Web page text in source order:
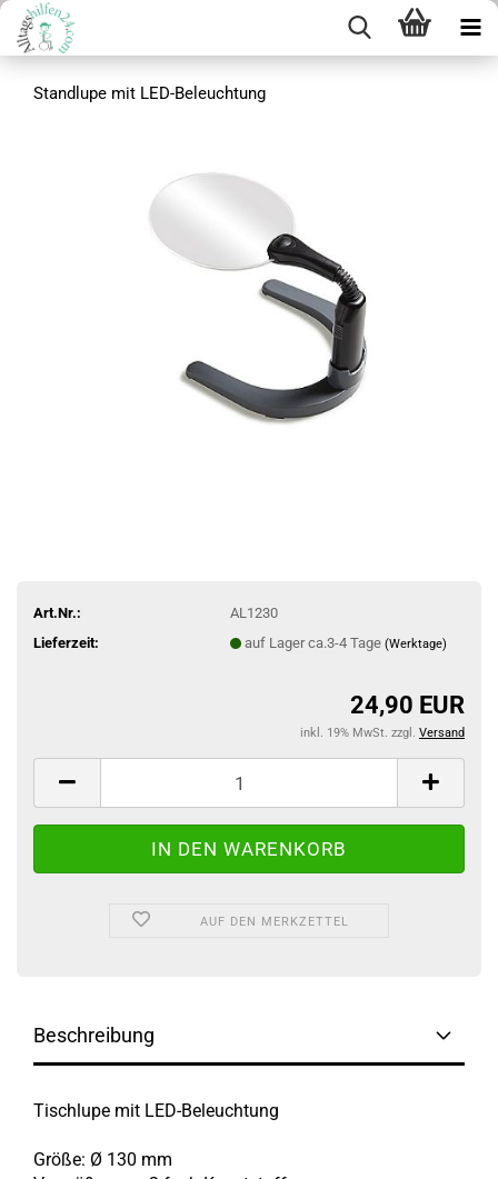
Standlupe mit LED-Beleuchtung
Art.Nr.:
AL1230
Lieferzeit:
auf Lager ca.3-4 Tage (Werktage)
24,90 EUR
inkl. 19% MwSt. zzgl. Versand
AUF DEN MERKZETTEL
Beschreibung
Tischlupe mit LED-Beleuchtung
Größe: Ø 130 mm